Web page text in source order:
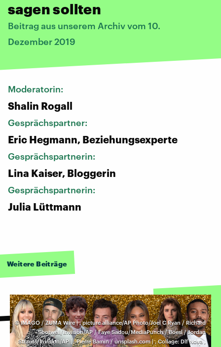
sagen sollten
Beitrag aus unserem Archiv vom 10.
Dezember 2019
Moderatorin:
Shalin Rogall
Gesprächspartner:
Eric Hegmann, Beziehungsexperte
Gesprächspartnerin:
Lina Kaiser, Bloggerin
Gesprächspartnerin:
Julia Lüttmann
Weitere Beiträge
©IMAGO / ZUMA Wire |,picture alliance/AP Photo/Joel C Ryan / Richard
Shotwell/Invision/AP / Faye Sadou/MediaPunch / Boesl / Jordan
Strauss/Invision/AP |,Pierre Bamin / unsplash.com |,Collage: Dlf Nova,